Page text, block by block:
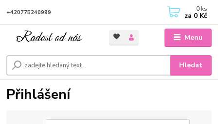
Menu
Hledat
+420775240999 0 ks
za 0 Kč
Přihlášení